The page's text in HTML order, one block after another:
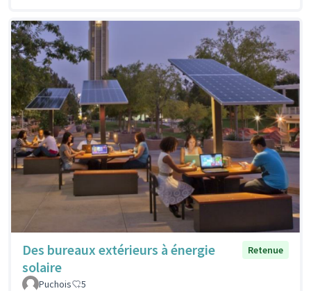
Des bureaux extérieurs à énergie
solaire
Retenue
Puchois 5